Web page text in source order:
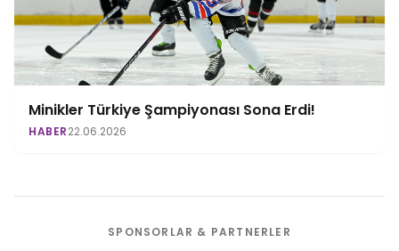
Minikler Türkiye Şampiyonası Sona Erdi!
HABER22.06.2026
SPONSORLAR & PARTNERLER